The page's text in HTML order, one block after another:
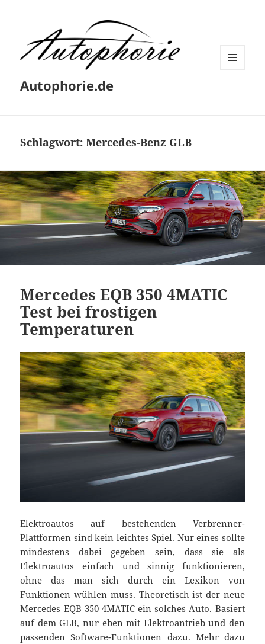
Autophorie.de
Schlagwort:Mercedes-Benz GLB
Mercedes EQB 350 4MATIC
Test bei frostigen
Temperaturen
Elektroautos auf bestehenden Verbrenner-
Plattformen sind kein leichtes Spiel. Nur eines sollte
mindestens dabei gegeben sein, dass sie als
Elektroautos einfach und sinnig funktionieren,
ohne das man sich durch ein Lexikon von
Funktionen wühlen muss. Theoretisch ist der neue
Mercedes EQB 350 4MATIC ein solches Auto. Basiert
auf demGLB, nur eben mit Elektroantrieb und den
passenden Software-Funktionen dazu. Mehr dazu